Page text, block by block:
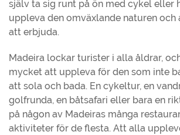
själv ta sig runt på ön med cykel eller
uppleva den omväxlande naturen och
att erbjuda.
Madeira lockar turister i alla åldrar,
mycket att uppleva för den som inte
att sola och bada. En cykeltur, en
golfrunda, en båtsafari eller bara en
på någon av Madeiras många
aktiviteter för de flesta. Att alla